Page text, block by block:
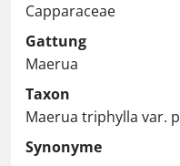
Capparaceae
Gattung
Maerua
Taxon
Maerua triphylla var.
Synonyme